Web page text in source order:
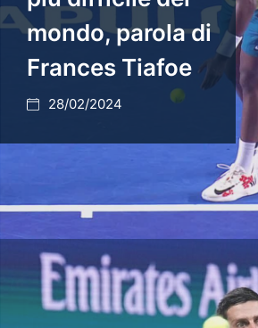
mondo, parola di
Frances Tiafoe
28/02/2024